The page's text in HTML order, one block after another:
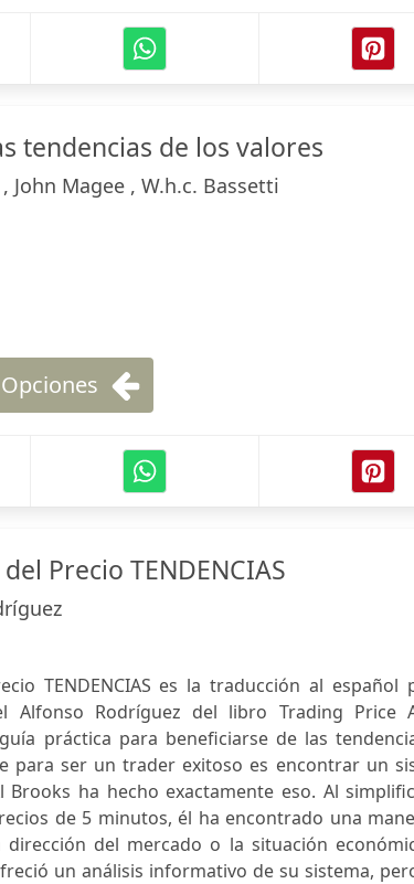
tendencias de los valores
John Magee , W.h.c. Bassetti
Precio TENDENCIAS
TENDENCIAS es la traducción al español
Alfonso Rodríguez del libro Trading Price
práctica para beneficiarse de las
para ser un trader exitoso es encontrar un
ha hecho exactamente eso. Al
de 5 minutos, él ha encontrado una
del mercado o la situación
un análisis informativo de su sistema,